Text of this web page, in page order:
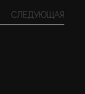
СЛЕДУЮЩАЯ